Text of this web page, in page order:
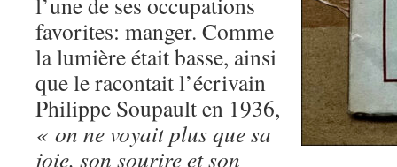
favorites: manger. Comme
la lumière était basse, ainsi
que le racontait l’écrivain
Philippe Soupault en 1936,
« on ne voyait plus que sa
joie, son sourire et son